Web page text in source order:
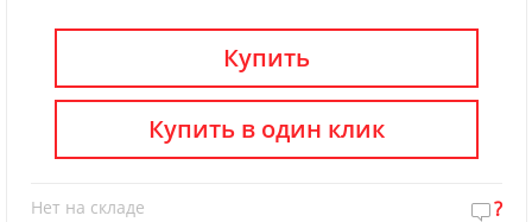
Купить
Нет на складе ?
Купить в один клик